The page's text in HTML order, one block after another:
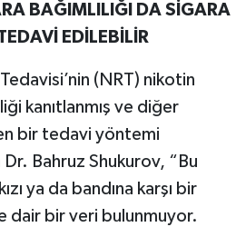
BAĞIMLILIĞI DA SİGARA
EDİLEBİLİR
(NRT) nikotin
kanıtlanmış ve diğer
bir tedavi yöntemi
Bahruz Shukurov, “Bu
ya da bandına karşı bir
dair bir veri bulunmuyor.